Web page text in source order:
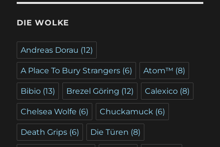
DIE WOLKE
Andreas Dorau (12)
A Place To Bury Strangers (6) Atom™ (8)
Bibio (13) Brezel Göring (12) Calexico (8)
Chelsea Wolfe (6) Chuckamuck (6)
Death Grips (6) Die Türen (8)